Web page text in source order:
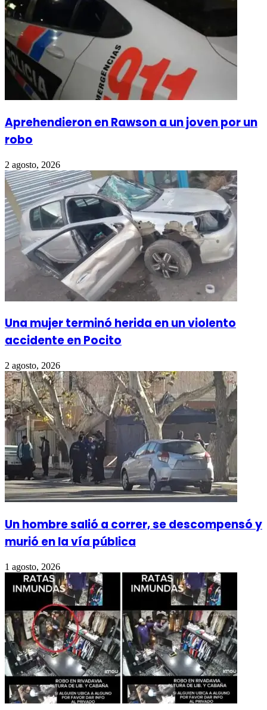
Aprehendieron en Rawson a un joven por un
robo
2 agosto, 2026
Una mujer terminó herida en un violento
accidente en Pocito
2 agosto, 2026
Un hombre salió a correr, se descompensó y
murió en la vía pública
1 agosto, 2026